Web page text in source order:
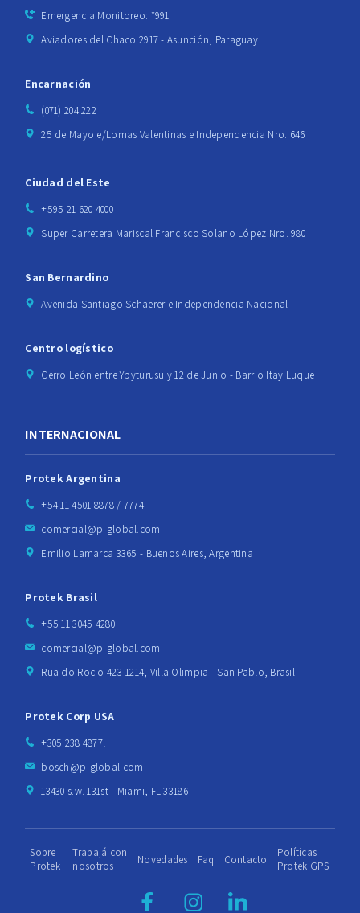
Emergencia Monitoreo: *991
Aviadores del Chaco 2917 - Asunción, Paraguay
Encarnación
(071) 204 222
25 de Mayo e/Lomas Valentinas e Independencia Nro. 646
Ciudad del Este
+595 21 620 4000
Super Carretera Mariscal Francisco Solano López Nro. 980
San Bernardino
Avenida Santiago Schaerer e Independencia Nacional
Centro logístico
Cerro León entre Ybyturusu y 12 de Junio - Barrio Itay Luque
INTERNACIONAL
Protek Argentina
+54 11 4501 8878 / 7774
comercial@p-global.com
Emilio Lamarca 3365 - Buenos Aires, Argentina
Protek Brasil
+55 11 3045 4280
comercial@p-global.com
Rua do Rocio 423-1214, Villa Olimpia - San Pablo, Brasil
Protek Corp USA
+305 238 4877l
bosch@p-global.com
13430 s.w. 131st - Miami, FL 33186
Sobre
Protek
Trabajá con
nosotros
Novedades Faq Contacto
Políticas
Protek GPS